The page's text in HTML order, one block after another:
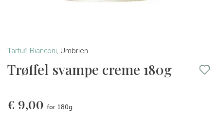
Tartufi Bianconi, Umbrien
Trøffel svampe creme 180g
€ 9,00 for 180g